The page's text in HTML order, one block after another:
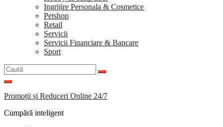
Ingrijire Personala & Cosmetice
Petshop
Retail
Servicii
Servicii Financiare & Bancare
Sport
Caută
după:
Promoții și Reduceri Online 24/7
Cumpără inteligent